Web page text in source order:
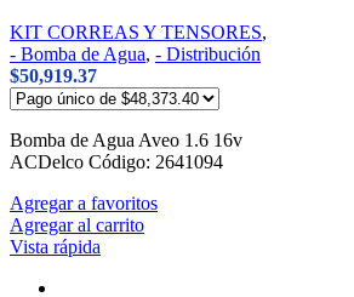
KIT CORREAS Y TENSORES,
- Bomba de Agua, - Distribución
$50,919.37
Bomba de Agua Aveo 1.6 16v
ACDelco Código: 2641094
Agregar a favoritos
Agregar al carrito
Vista rápida